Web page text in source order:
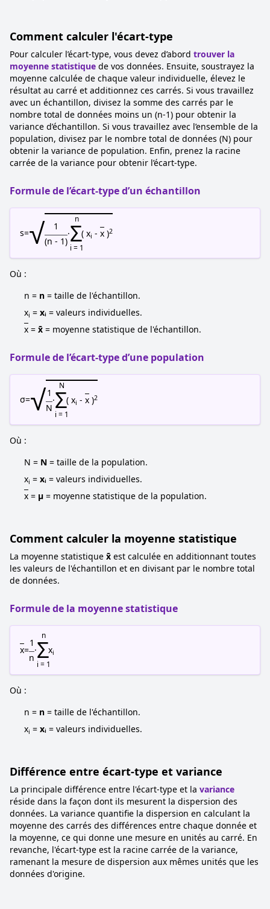
Comment calculer l'écart-type
Pour calculer l’écart-type, vous devez d’abord trouver la
moyenne statistique de vos données. Ensuite, soustrayez la
moyenne calculée de chaque valeur individuelle, élevez le
résultat au carré et additionnez ces carrés. Si vous travaillez
avec un échantillon, divisez la somme des carrés par le
nombre total de données moins un (n-1) pour obtenir la
variance d’échantillon. Si vous travaillez avec l’ensemble de la
population, divisez par le nombre total de données (N) pour
obtenir la variance de population. Enfin, prenez la racine
carrée de la variance pour obtenir l’écart-type.
Formule de l’écart-type d’un échantillon
s=√
1
(n - 1)
·
n
Σ
i = 1
( xi - x )2
Où :
n = n = taille de l'échantillon.
xi = xᵢ = valeurs individuelles.
x = x̄ = moyenne statistique de l'échantillon.
Formule de l’écart-type d’une population
σ=√1
N
·
N
Σ
i = 1
( xi - x )2
Où :
N = N = taille de la population.
xi = xᵢ = valeurs individuelles.
x = μ = moyenne statistique de la population.
Comment calculer la moyenne statistique
La moyenne statistique x̄ est calculée en additionnant toutes
les valeurs de l'échantillon et en divisant par le nombre total
de données.
Formule de la moyenne statistique
x=
1
n
·
n
Σ
i = 1
xi
Où :
n = n = taille de l'échantillon.
xi = xᵢ = valeurs individuelles.
Différence entre écart-type et variance
La principale différence entre l'écart-type et la variance
réside dans la façon dont ils mesurent la dispersion des
données. La variance quantifie la dispersion en calculant la
moyenne des carrés des différences entre chaque donnée et
la moyenne, ce qui donne une mesure en unités au carré. En
revanche, l'écart-type est la racine carrée de la variance,
ramenant la mesure de dispersion aux mêmes unités que les
données d'origine.